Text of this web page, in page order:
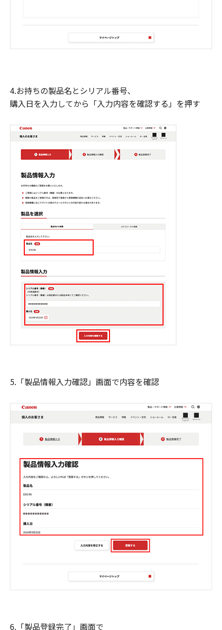
4.お持ちの製品名とシリアル番号、
購入日を入力してから「入力内容を確認する」を押す
5.「製品情報入力確認」画面で内容を確認
6.「製品登録完了」画面で